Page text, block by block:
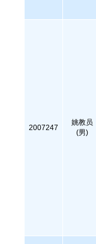
2007247
姚教员
(男)